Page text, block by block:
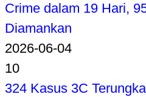
Crime dalam 19 Hari,
Diamankan
2026-06-04
10
324 Kasus 3C